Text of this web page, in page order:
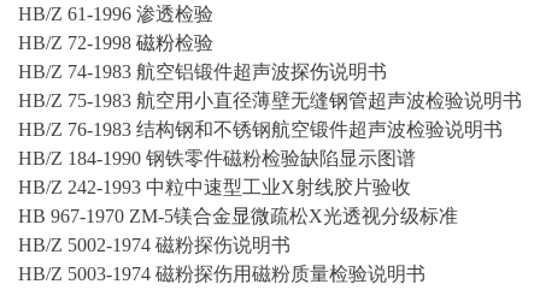
HB/Z 61-1996 渗透检验
HB/Z 72-1998 磁粉检验
HB/Z 74-1983 航空铝锻件超声波探伤说明书
HB/Z 75-1983 航空用小直径薄壁无缝钢管超声波检验说明书
HB/Z 76-1983 结构钢和不锈钢航空锻件超声波检验说明书
HB/Z 184-1990 钢铁零件磁粉检验缺陷显示图谱
HB/Z 242-1993 中粒中速型工业Χ射线胶片验收
HB 967-1970 ZM-5镁合金显微疏松Χ光透视分级标准
HB/Z 5002-1974 磁粉探伤说明书
HB/Z 5003-1974 磁粉探伤用磁粉质量检验说明书